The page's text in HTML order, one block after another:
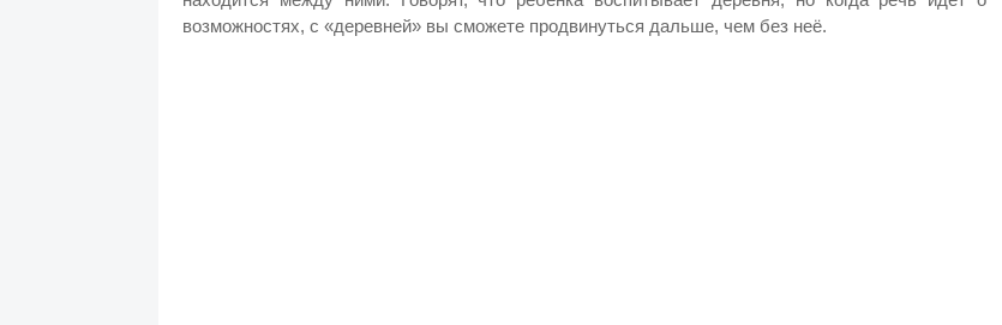
возможностях, с «деревней» вы сможете продвинуться дальше, чем без неё.